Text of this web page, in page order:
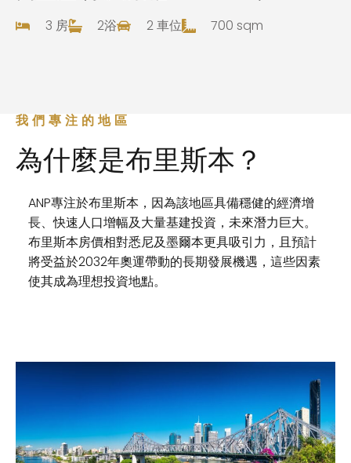
3 房 2浴 2 車位 700 sqm
我們專注的地區
為什麼是布里斯本？
ANP專注於布里斯本，因為該地區具備穩健的經濟增
長、快速人口增幅及大量基建投資，未來潛力巨大。
布里斯本房價相對悉尼及墨爾本更具吸引力，且預計
將受益於2032年奧運帶動的長期發展機遇，這些因素
使其成為理想投資地點。